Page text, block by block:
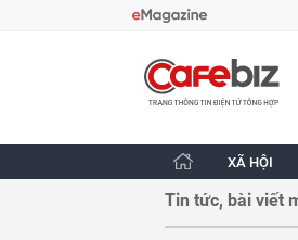
CafeBiz - Trang chủ
XÃ HỘI
Tin tức, bài viết